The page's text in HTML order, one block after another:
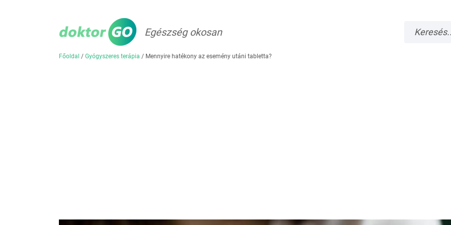
Egészség okosan
Főoldal / Gyógyszeres terápia / Mennyire hatékony az esemény utáni tabletta?